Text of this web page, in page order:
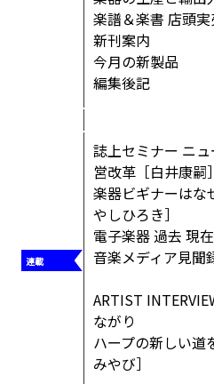
楽譜＆楽書 店頭
新刊案内
今月の新製品
編集後記
誌上セミナー ニ
営改革［白井康嗣］
楽器ビギナーはな
やしひろき］
電子楽器 過去 現
音楽メディア見聞
ARTIST
ながり
ハープの新しい道
みやび］